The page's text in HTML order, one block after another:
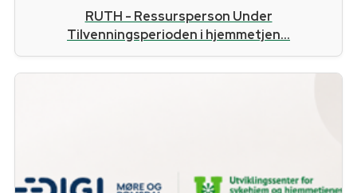
RUTH - Ressursperson Under
Tilvenningsperioden i hjemmetjen...